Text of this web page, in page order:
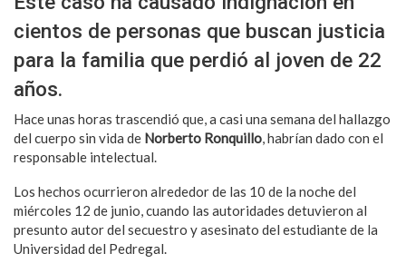
cientos de personas que buscan justicia
para la familia que perdió al joven de 22
años.
Hace unas horas trascendió que, a casi una semana del hallazgo
del cuerpo sin vida de Norberto Ronquillo, habrían dado con el
responsable intelectual.
Los hechos ocurrieron alrededor de las 10 de la noche del
miércoles 12 de junio, cuando las autoridades detuvieron al
presunto autor del secuestro y asesinato del estudiante de la
Universidad del Pedregal.